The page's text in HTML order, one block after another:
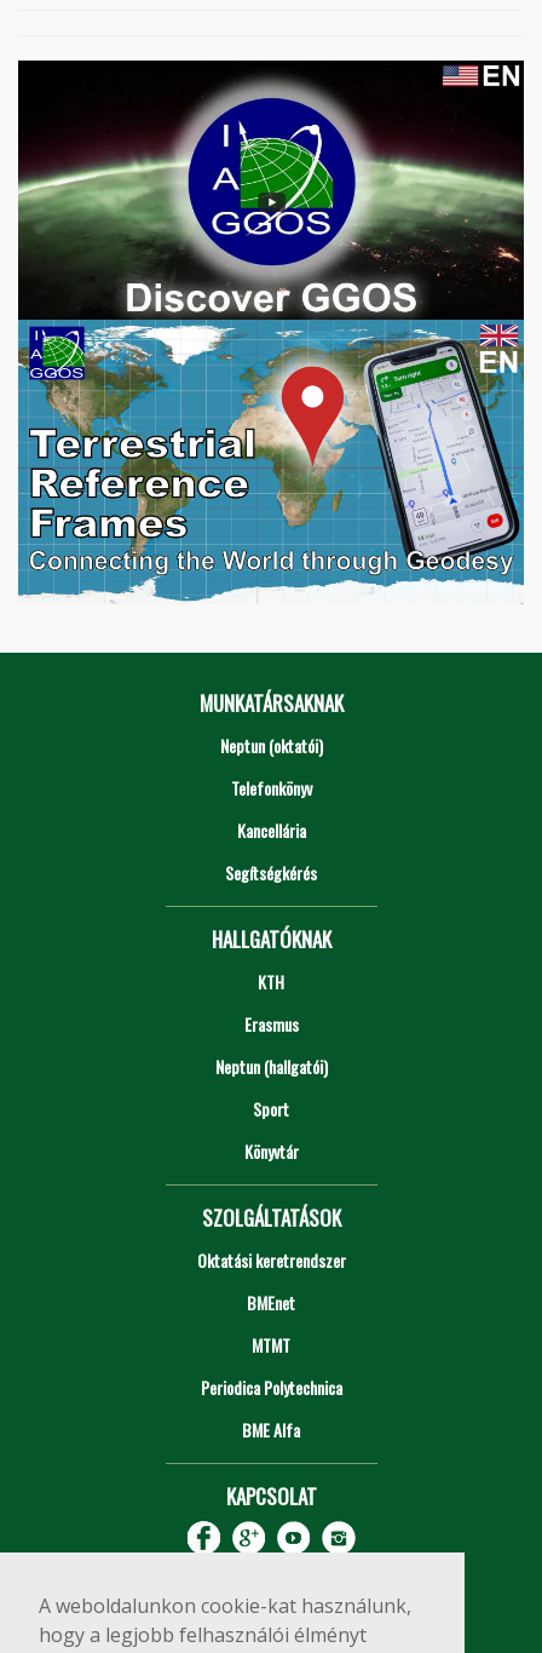
A weboldalunkon cookie-kat használunk,
hogy a legjobb felhasználói élményt
MUNKATÁRSAKNAK
Neptun (oktatói)
Telefonkönyv
Kancellária
Segítségkérés
HALLGATÓKNAK
KTH
Erasmus
Neptun (hallgatói)
Sport
Könyvtár
SZOLGÁLTATÁSOK
Oktatási keretrendszer
BMEnet
MTMT
Periodica Polytechnica
BME Alfa
KAPCSOLAT